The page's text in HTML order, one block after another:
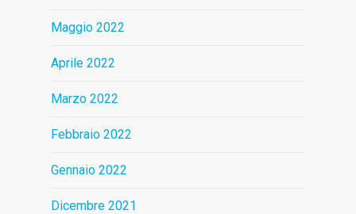
Maggio 2022
Aprile 2022
Marzo 2022
Febbraio 2022
Gennaio 2022
Dicembre 2021